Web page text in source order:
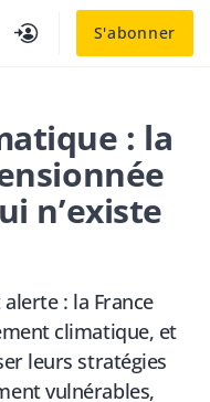
S'abonner
: la
n’existe
: la France
climatique, et
leurs stratégies
vulnérables,